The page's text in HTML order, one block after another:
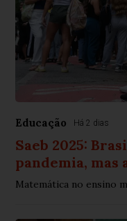
Educação Há 2 dias
Saeb 2025:
pandemia, mas
Matemática no ensino